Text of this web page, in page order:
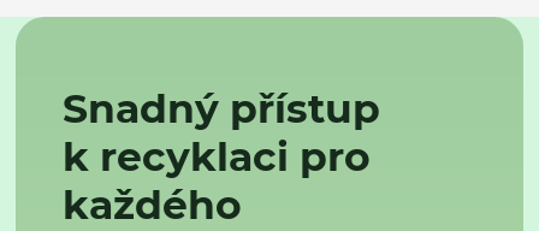
Snadný přístup
k recyklaci pro
každého